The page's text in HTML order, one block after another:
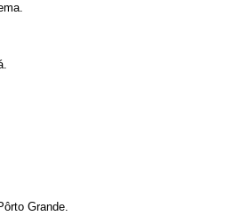
Grande.